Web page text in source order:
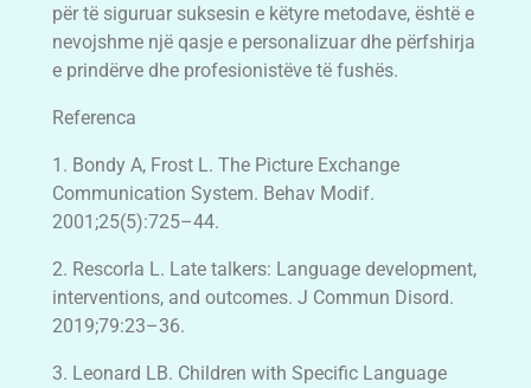
për të siguruar suksesin e këtyre metodave, është e
nevojshme një qasje e personalizuar dhe përfshirja
e prindërve dhe profesionistëve të fushës.
Referenca
1. Bondy A, Frost L. The Picture Exchange
Communication System. Behav Modif.
2001;25(5):725–44.
2. Rescorla L. Late talkers: Language development,
interventions, and outcomes. J Commun Disord.
2019;79:23–36.
3. Leonard LB. Children with Specific Language